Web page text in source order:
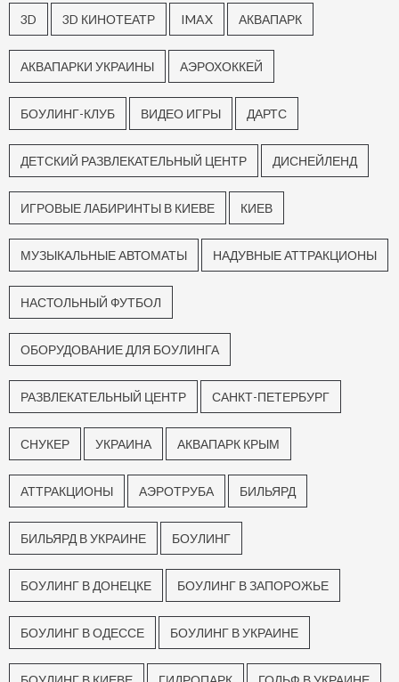
3D 3D КИНОТЕАТР IMAX АКВАПАРК
АКВАПАРКИ УКРАИНЫ АЭРОХОККЕЙ
БОУЛИНГ-КЛУБ ВИДЕО ИГРЫ ДАРТС
ДЕТСКИЙ РАЗВЛЕКАТЕЛЬНЫЙ ЦЕНТР ДИСНЕЙЛЕНД
ИГРОВЫЕ ЛАБИРИНТЫ В КИЕВЕ КИЕВ
МУЗЫКАЛЬНЫЕ АВТОМАТЫ НАДУВНЫЕ АТТРАКЦИОНЫ
НАСТОЛЬНЫЙ ФУТБОЛ
ОБОРУДОВАНИЕ ДЛЯ БОУЛИНГА
РАЗВЛЕКАТЕЛЬНЫЙ ЦЕНТР САНКТ-ПЕТЕРБУРГ
СНУКЕР УКРАИНА АКВАПАРК КРЫМ
АТТРАКЦИОНЫ АЭРОТРУБА БИЛЬЯРД
БИЛЬЯРД В УКРАИНЕ БОУЛИНГ
БОУЛИНГ В ДОНЕЦКЕ БОУЛИНГ В ЗАПОРОЖЬЕ
БОУЛИНГ В ОДЕССЕ БОУЛИНГ В УКРАИНЕ